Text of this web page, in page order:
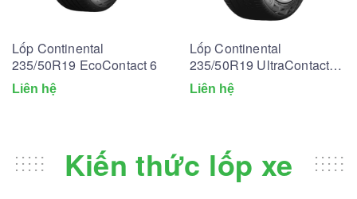
Lốp Continental
235/50R19 EcoContact 6
Liên hệ
Lốp Continental
235/50R19 UltraContact
UC6
Liên hệ
Kiến thức lốp xe